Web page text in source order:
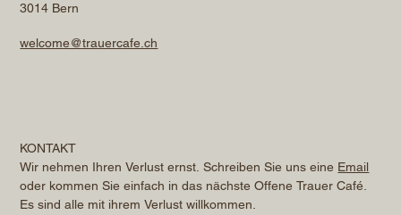
3014 Bern
welcome@trauercafe.ch
KONTAKT
Wir nehmen Ihren Verlust ernst. Schreiben Sie uns eine Email
oder kommen Sie einfach in das nächste Offene Trauer Café.
Es sind alle mit ihrem Verlust willkommen.